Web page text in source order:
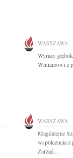
WARSZAWA
Wyrazy
Winiarzowi z
WARSZAWA
Magdalenie
współczucia
Zarząd...